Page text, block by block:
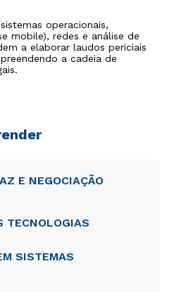
operacionais,
mobile), redes e análise de
a elaborar laudos periciais
a cadeia de
E NEGOCIAÇÃO
TECNOLOGIAS
SISTEMAS